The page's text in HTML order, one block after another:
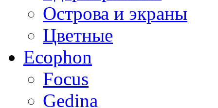
Острова и экраны
Цветные
Ecophon
Focus
Gedina